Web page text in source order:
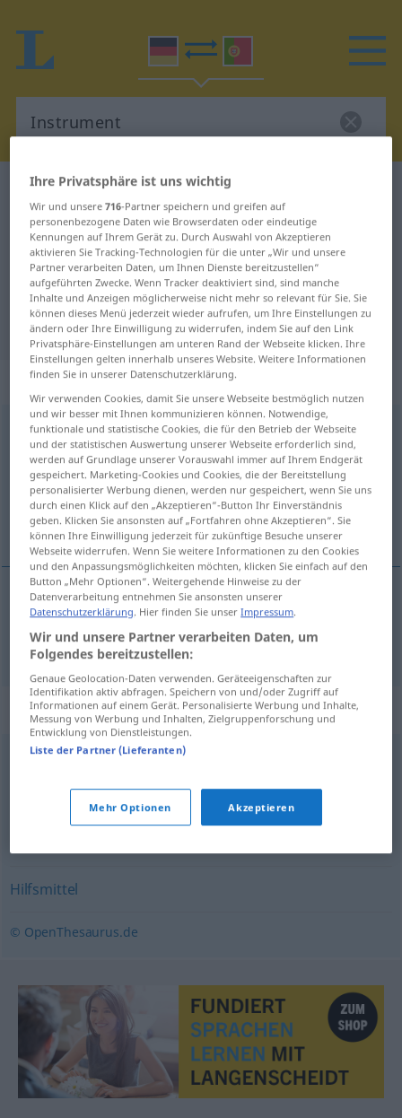
Deutsch-Portugiesisch Wörterbuch
Deutsch-Portugiesisch
Übersetzung für "Instrument"
"Instrument" Portugiesisch
Übersetzung
„Instrument“: Neutrum
Instrument [ɪnstruˈmɛnt]n <-(e)s;-e>
Übersicht aller Übersetzungen
(Für mehr Details die Übersetzung anklicken/antippen)
instrumento
instrumentom Instrument
Synonyme für "Instrument"
Hilfsmittel
© OpenThesaurus.de
Ihre Privatsphäre ist uns wichtig
Wir und unsere716-Partner speichern und greifen auf
personenbezogene Daten wie Browserdaten oder eindeutige
Kennungen auf Ihrem Gerät zu. Durch Auswahl von Akzeptieren
aktivieren Sie Tracking-Technologien für die unter „Wir und unsere
Partner verarbeiten Daten, um Ihnen Dienste bereitzustellen“
aufgeführten Zwecke. Wenn Tracker deaktiviert sind, sind manche
Inhalte und Anzeigen möglicherweise nicht mehr so relevant für Sie. Sie
können dieses Menü jederzeit wieder aufrufen, um Ihre Einstellungen zu
ändern oder Ihre Einwilligung zu widerrufen, indem Sie auf den Link
Privatsphäre-Einstellungen am unteren Rand der Webseite klicken. Ihre
Einstellungen gelten innerhalb unseres Website. Weitere Informationen
finden Sie in unserer Datenschutzerklärung.
Wir verwenden Cookies, damit Sie unsere Webseite bestmöglich nutzen
und wir besser mit Ihnen kommunizieren können. Notwendige,
funktionale und statistische Cookies, die für den Betrieb der Webseite
und der statistischen Auswertung unserer Webseite erforderlich sind,
werden auf Grundlage unserer Vorauswahl immer auf Ihrem Endgerät
gespeichert. Marketing-Cookies und Cookies, die der Bereitstellung
personalisierter Werbung dienen, werden nur gespeichert, wenn Sie uns
durch einen Klick auf den „Akzeptieren“-Button Ihr Einverständnis
geben. Klicken Sie ansonsten auf „Fortfahren ohne Akzeptieren“. Sie
können Ihre Einwilligung jederzeit für zukünftige Besuche unserer
Webseite widerrufen. Wenn Sie weitere Informationen zu den Cookies
und den Anpassungsmöglichkeiten möchten, klicken Sie einfach auf den
Button „Mehr Optionen“. Weitergehende Hinweise zu der
Datenverarbeitung entnehmen Sie ansonsten unserer
Datenschutzerklärung. Hier finden Sie unserImpressum.
Wir und unsere Partner verarbeiten Daten, um
Folgendes bereitzustellen:
Genaue Geolocation-Daten verwenden. Geräteeigenschaften zur
Identifikation aktiv abfragen. Speichern von und/oder Zugriff auf
Informationen auf einem Gerät. Personalisierte Werbung und Inhalte,
Messung von Werbung und Inhalten, Zielgruppenforschung und
Entwicklung von Dienstleistungen.
Liste der Partner (Lieferanten)
Mehr Optionen Akzeptieren